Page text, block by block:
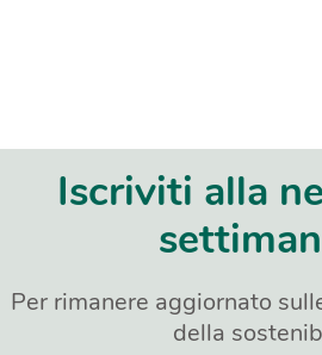
Iscriviti alla
Per rimanere aggiornato
della